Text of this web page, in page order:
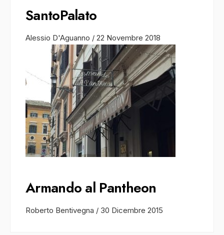
SantoPalato
Alessio D'Aguanno / 22 Novembre 2018
Armando al Pantheon
Roberto Bentivegna / 30 Dicembre 2015